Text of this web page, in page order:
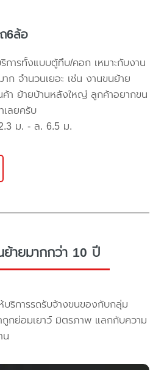
6ล้อ
การทั้งแบบตู้ทึบ/คอก เหมาะกับงาน
ก จำนวนเยอะ เช่น งานขนย้าย
า ย้ายบ้านหลังใหญ่ ลูกค้าอยากขน
เลยครับ
ม. - ล. 6.5 ม.
ย้ายมากกว่า 10 ปี
ริการรถรับจ้างขนของกับกลุ่ม
ถูกย่อมเยาว์ มิตรภาพ แลกกับความ
น